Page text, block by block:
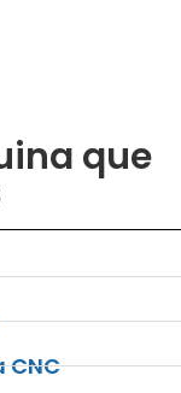
que